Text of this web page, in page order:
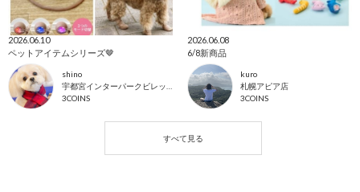
2026.06.10
ペットアイテムシリーズ🤎
shino
3COINS
2026.06.08
6/8新商品
kuro
札幌アピア店
3COINS